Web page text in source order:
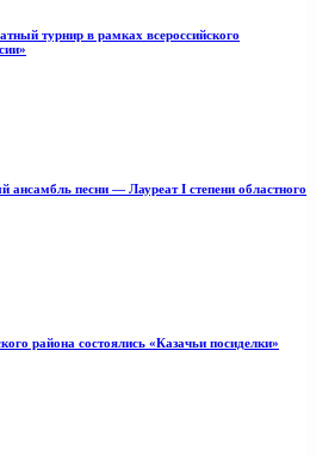
турнир в рамках всероссийского
песни — Лауреат I степени областного
района состоялись «Казачьи посиделки»